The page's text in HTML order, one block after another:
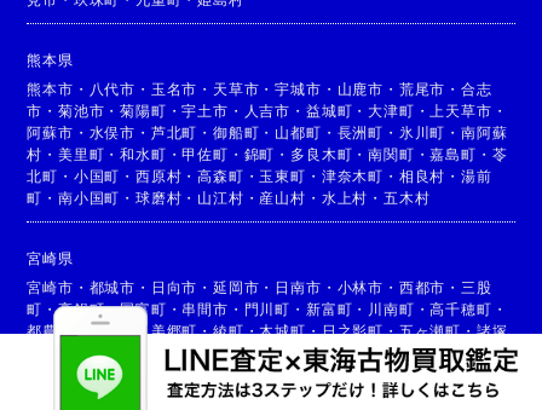
熊本県
熊本市 ・ 八代市 ・ 玉名市 ・ 天草市 ・宇城市 ・ 山鹿市 ・ 荒尾市 ・ 合志
市 ・菊池市 ・菊陽町 ・宇土市 ・ 人吉市 ・ 益城町 ・大津町 ・ 上天草市 ・
阿蘇市 ・ 水俣市 ・ 芦北町 ・御船町 ・ 山都町 ・ 長洲町 ・ 氷川町 ・ 南阿蘇
村 ・美里町 ・和水町 ・甲佐町 ・ 錦町 ・ 多良木町 ・南関町 ・嘉島町 ・ 苓
北町 ・ 小国町 ・西原村 ・高森町 ・ 玉東町 ・ 津奈木町 ・ 相良村 ・ 湯前
町 ・南小国町 ・球磨村 ・ 山江村 ・ 産山村 ・ 水上村 ・ 五木村
宮崎県
宮崎市 ・ 都城市 ・ 日向市 ・延岡市 ・ 日南市 ・ 小林市 ・ 西都市 ・ 三股
町 ・高鍋町・国富町 ・ 串間市 ・ 門川町 ・ 新富町 ・ 川南町 ・高千穂町 ・
都農町
高原町 ・美郷町・綾町・木城町・日之影町・五ヶ瀬町・諸塚
椎葉村・ 西米良村